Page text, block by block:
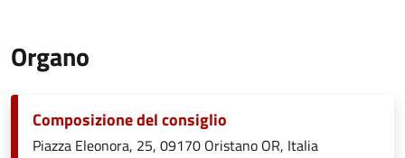
Organo
Composizione del consiglio
Piazza Eleonora, 25, 09170 Oristano OR, Italia